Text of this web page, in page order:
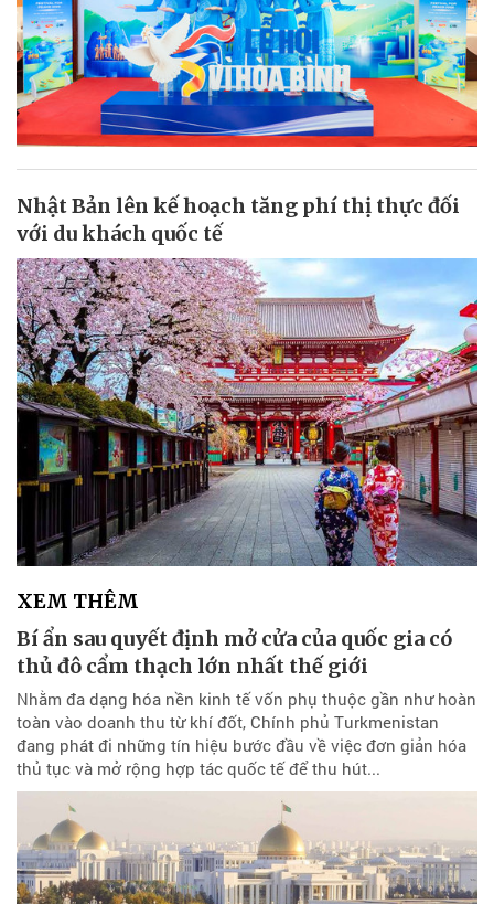
Nhật Bản lên kế hoạch tăng phí thị thực đối
với du khách quốc tế
XEM THÊM
Bí ẩn sau quyết định mở cửa của quốc gia có
thủ đô cẩm thạch lớn nhất thế giới
Nhằm đa dạng hóa nền kinh tế vốn phụ thuộc gần như hoàn
toàn vào doanh thu từ khí đốt, Chính phủ Turkmenistan
đang phát đi những tín hiệu bước đầu về việc đơn giản hóa
thủ tục và mở rộng hợp tác quốc tế để thu hút...